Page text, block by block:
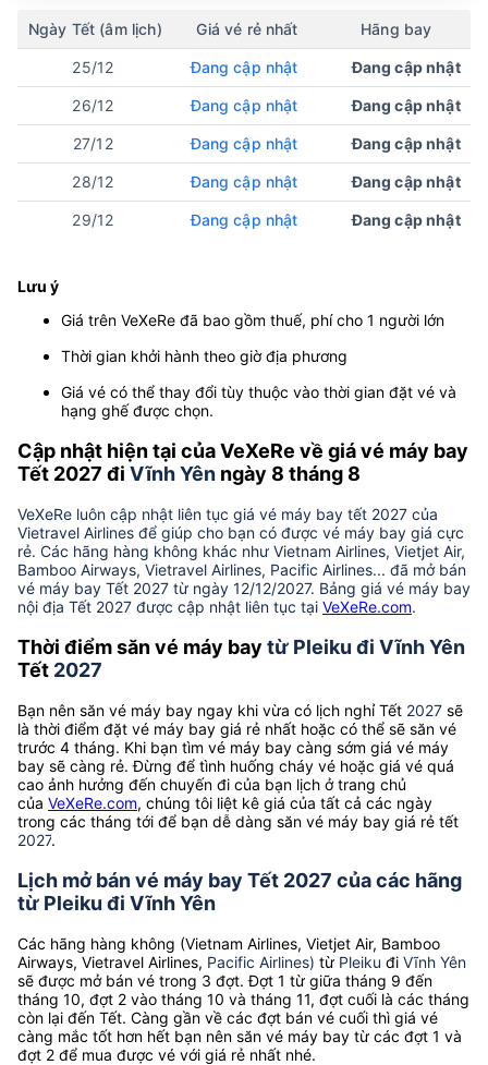
Ngày Tết (âm lịch) Giá vé rẻ nhất Hãng bay
25/12 Đang cập nhật Đang cập nhật
26/12 Đang cập nhật Đang cập nhật
27/12 Đang cập nhật Đang cập nhật
28/12 Đang cập nhật Đang cập nhật
29/12 Đang cập nhật Đang cập nhật
Lưu ý
Giá trên VeXeRe đã bao gồm thuế, phí cho 1 người lớn
Thời gian khởi hành theo giờ địa phương
Giá vé có thể thay đổi tùy thuộc vào thời gian đặt vé và
hạng ghế được chọn.
Cập nhật hiện tại của VeXeRe về giá vé máy bay
Tết 2027 đi Vĩnh Yên ngày 8 tháng 8
VeXeRe luôn cập nhật liên tục giá vé máy bay tết 2027 của
Vietravel Airlines để giúp cho bạn có được vé máy bay giá cực
rẻ. Các hãng hàng không khác như Vietnam Airlines, Vietjet Air,
Bamboo Airways, Vietravel Airlines, Pacific Airlines... đã mở bán
vé máy bay Tết 2027 từ ngày 12/12/2027. Bảng giá vé máy bay
nội địa Tết 2027 được cập nhật liên tục tại VeXeRe.com.
Thời điểm săn vé máy bay từ Pleiku đi Vĩnh Yên
Tết 2027
Bạn nên săn vé máy bay ngay khi vừa có lịch nghỉ Tết 2027 sẽ
là thời điểm đặt vé máy bay giá rẻ nhất hoặc có thể sẽ săn vé
trước 4 tháng. Khi bạn tìm vé máy bay càng sớm giá vé máy
bay sẽ càng rẻ. Đừng để tình huống cháy vé hoặc giá vé quá
cao ảnh hưởng đến chuyến đi của bạn lịch ở trang chủ
của VeXeRe.com, chúng tôi liệt kê giá của tất cả các ngày
trong các tháng tới để bạn dễ dàng săn vé máy bay giá rẻ tết
2027.
Lịch mở bán vé máy bay Tết 2027 của các hãng
từ Pleiku đi Vĩnh Yên
Các hãng hàng không (Vietnam Airlines, Vietjet Air, Bamboo
Airways, Vietravel Airlines, Pacific Airlines) từ Pleiku đi Vĩnh Yên
sẽ được mở bán vé trong 3 đợt. Đợt 1 từ giữa tháng 9 đến
tháng 10, đợt 2 vào tháng 10 và tháng 11, đợt cuối là các tháng
còn lại đến Tết. Càng gần về các đợt bán vé cuối thì giá vé
càng mắc tốt hơn hết bạn nên săn vé máy bay từ các đợt 1 và
đợt 2 để mua được vé với giá rẻ nhất nhé.